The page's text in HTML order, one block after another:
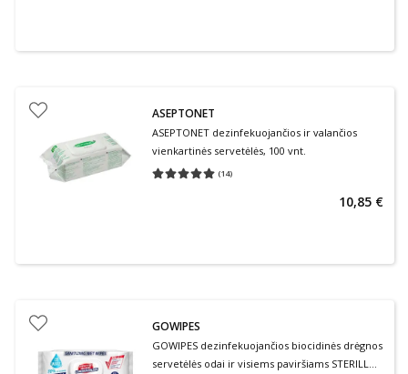
ASEPTONET
ASEPTONET dezinfekuojančios ir valančios
vienkartinės servetėlės, 100 vnt.
(14)
Vidutinis įvertinimas 5.00
10,85 €
GOWIPES
GOWIPES dezinfekuojančios biocidinės drėgnos
servetėlės odai ir visiems paviršiams STERILL